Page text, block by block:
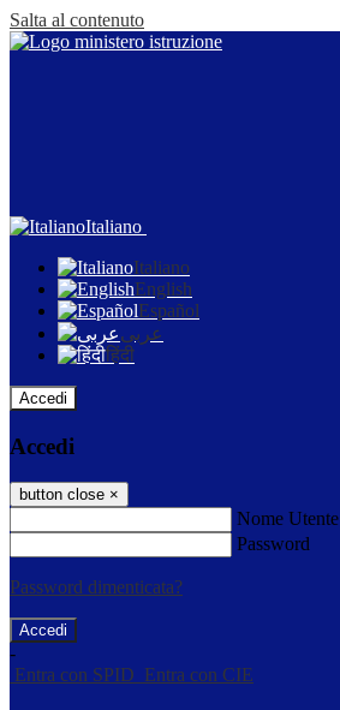
Salta al contenuto
Italiano
Italiano
English
Español
عربى
हिंदी
Accedi
Accedi
button close ×
Nome Utente
Password
Password dimenticata?
-
Entra con SPID Entra con CIE